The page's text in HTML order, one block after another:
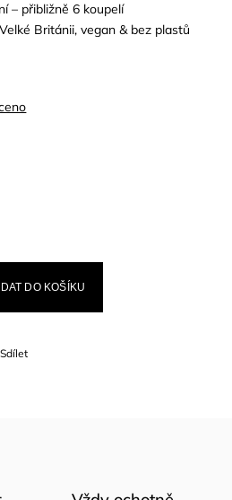
– přibližně 6 koupelí
Británii, vegan & bez plastů
DO KOŠÍKU
Sdílet